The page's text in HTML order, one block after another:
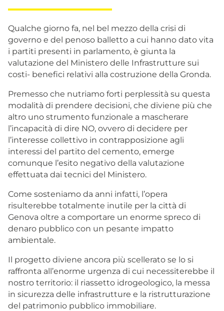
Qualche giorno fa, nel bel mezzo della crisi di
governo e del penoso balletto a cui hanno dato vita
i partiti presenti in parlamento, è giunta la
valutazione del Ministero delle Infrastrutture sui
costi- benefici relativi alla costruzione della Gronda.
Premesso che nutriamo forti perplessità su questa
modalità di prendere decisioni, che diviene più che
altro uno strumento funzionale a mascherare
l’incapacità di dire NO, ovvero di decidere per
l’interesse collettivo in contrapposizione agli
interessi del partito del cemento, emerge
comunque l’esito negativo della valutazione
effettuata dai tecnici del Ministero.
Come sosteniamo da anni infatti, l’opera
risulterebbe totalmente inutile per la città di
Genova oltre a comportare un enorme spreco di
denaro pubblico con un pesante impatto
ambientale.
Il progetto diviene ancora più scellerato se lo si
raffronta all’enorme urgenza di cui necessiterebbe il
nostro territorio: il riassetto idrogeologico, la messa
in sicurezza delle infrastrutture e la ristrutturazione
del patrimonio pubblico immobiliare.